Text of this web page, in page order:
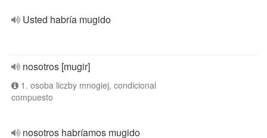
Usted habría mugido
nosotros [mugir]
1. osoba liczby mnogiej, condicional
compuesto
nosotros habríamos mugido